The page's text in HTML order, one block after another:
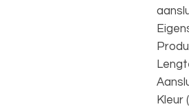
Kleur